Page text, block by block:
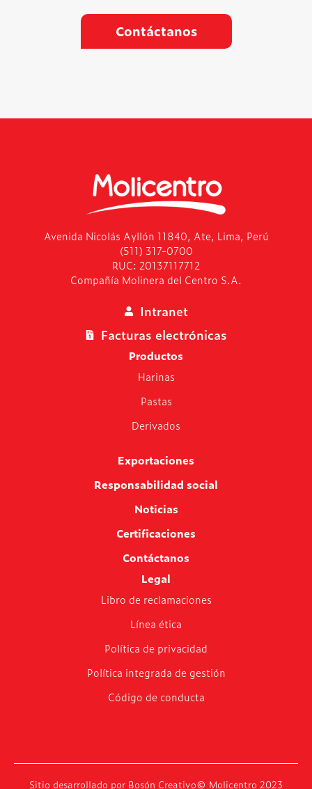
Contáctanos
Avenida Nicolás Ayllón 11840, Ate, Lima, Perú
(511) 317-0700
RUC: 20137117712
Compañía Molinera del Centro S.A.
Intranet
Facturas electrónicas
Productos
Harinas
Pastas
Derivados
Exportaciones
Responsabilidad social
Noticias
Certificaciones
Contáctanos
Legal
Libro de reclamaciones
Línea ética
Política de privacidad
Política integrada de gestión
Código de conducta
Sitio desarrollado por Bosón Creativo©️ Molicentro 2023